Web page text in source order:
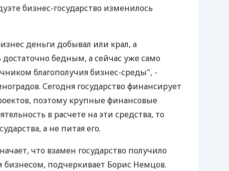
бизнес-государство изменилось
деньги добывал или крал, а
достаточно бедным, а сейчас уже само
благополучия бизнес-среды", -
Сегодня государство финансирует
поэтому крупные финансовые
в расчете на эти средства, то
а не питая его.
что взамен государство получило
подчеркивает Борис Немцов.